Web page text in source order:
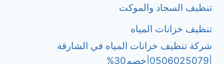
تنظيف السجاد والموكت
تنظيف خزانات المياه
شركة تنظيف خزانات المياه في الشارقة